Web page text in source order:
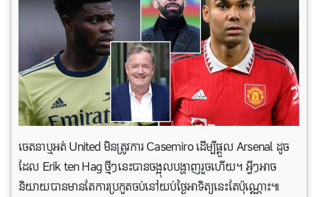
ចេតនាឬអត់ United មិនត្រូវការ Casemiro ដើម្បីផ្តួល Arsenal ដូច
ដែល Erik ten Hag ថ្មីៗនេះបានចង្អុលបង្ហាញរួច​ហើយ។ អ្វីៗអាច​
និយាយបាន​មាន​តែ​ការ​ប្រកួត​ចប់​នៅ​យប់​ថ្ងៃអាទិត្យ​នេះតែប៉ុណ្ណោះ៕